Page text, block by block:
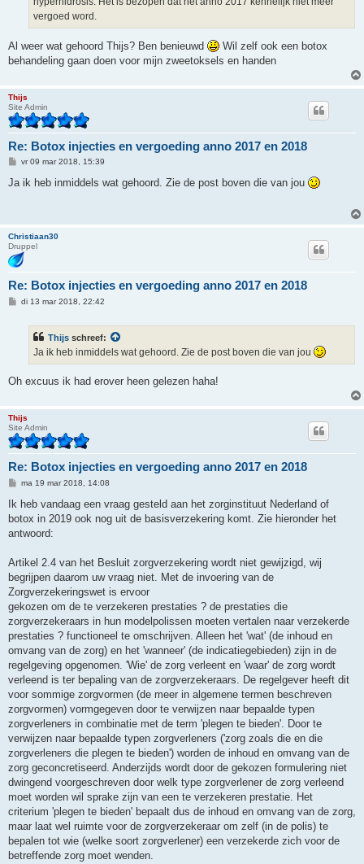
vergoed word.
Al weer wat gehoord Thijs? Ben benieuwd
Wil zelf ook een botox
behandeling gaan doen voor mijn zweetoksels en handen
Thijs
Site Admin
Re: Botox injecties en vergoeding anno 2017 en 2018
B
r
vr 09 mar 2018, 15:39
Ja ik heb inmiddels wat gehoord. Zie de post boven die van jou
Christiaan30
Druppel
Re: Botox injecties en vergoeding anno 2017 en 2018
Bdi 13 mar 2018, 22:42
Thijs schreef:
Ja ik heb inmiddels wat gehoord. Zie de post boven die van jou
Oh excuus ik had erover heen gelezen haha!
Thijs
Site Admin
Re: Botox injecties en vergoeding anno 2017 en 2018
B
c
h
ma 19 mar 2018, 14:08
Ik heb vandaag een vraag gesteld aan het zorginstituut Nederland of
botox in 2019 ook nog uit de basisverzekering komt. Zie hieronder het
antwoord:
Artikel 2.4 van het Besluit zorgverzekering wordt niet gewijzigd, wij
begrijpen daarom uw vraag niet. Met de invoering van de
Zorgverzekeringswet is ervoor
gekozen om de te verzekeren prestaties ? de prestaties die
zorgverzekeraars in hun modelpolissen moeten vertalen naar verzekerde
prestaties ? functioneel te omschrijven. Alleen het 'wat' (de inhoud en
omvang van de zorg) en het 'wanneer' (de indicatiegebieden) zijn in de
regelgeving opgenomen. 'Wie' de zorg verleent en 'waar' de zorg wordt
verleend is ter bepaling van de zorgverzekeraars. De regelgever heeft dit
voor sommige zorgvormen (de meer in algemene termen beschreven
zorgvormen) vormgegeven door te verwijzen naar bepaalde typen
zorgverleners in combinatie met de term 'plegen te bieden'. Door te
verwijzen naar bepaalde typen zorgverleners ('zorg zoals die en die
zorgverleners die plegen te bieden') worden de inhoud en omvang van de
zorg geconcretiseerd. Anderzijds wordt door de gekozen formulering niet
dwingend voorgeschreven door welk type zorgverlener de zorg verleend
moet worden wil sprake zijn van een te verzekeren prestatie. Het
criterium 'plegen te bieden' bepaalt dus de inhoud en omvang van de zorg,
maar laat wel ruimte voor de zorgverzekeraar om zelf (in de polis) te
bepalen tot wie (welke soort zorgverlener) een verzekerde zich voor de
betreffende zorg moet wenden.